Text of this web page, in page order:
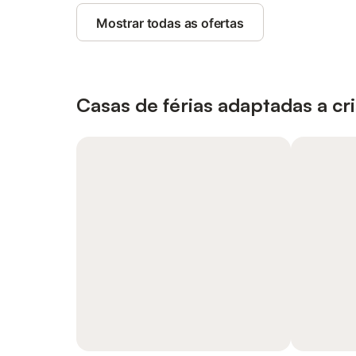
Mostrar todas as ofertas
Casas de férias adaptadas a